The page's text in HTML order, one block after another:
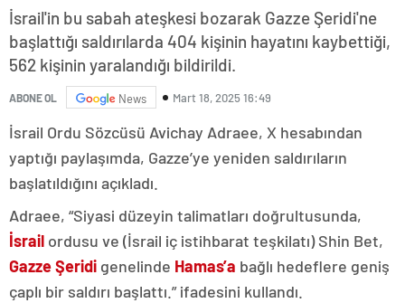
İsrail'in bu sabah ateşkesi bozarak Gazze Şeridi'ne
başlattığı saldırılarda 404 kişinin hayatını kaybettiği,
562 kişinin yaralandığı bildirildi.
ABONE OL News Mart 18, 2025 16:49
İsrail Ordu Sözcüsü Avichay Adraee, X hesabından
yaptığı paylaşımda, Gazze’ye yeniden saldırıların
başlatıldığını açıkladı.
Adraee, “Siyasi düzeyin talimatları doğrultusunda,
İsrail ordusu ve (İsrail iç istihbarat teşkilatı) Shin Bet,
Gazze Şeridi genelinde Hamas’a bağlı hedeflere geniş
çaplı bir saldırı başlattı.” ifadesini kullandı.